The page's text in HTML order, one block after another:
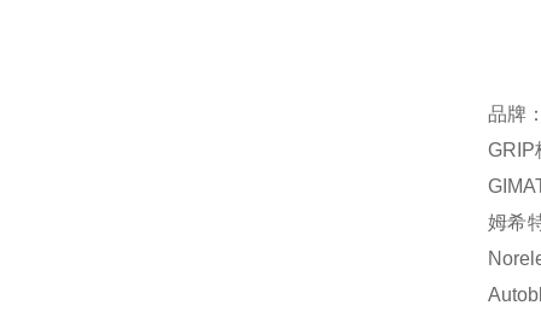
品牌
GRIP
姆希